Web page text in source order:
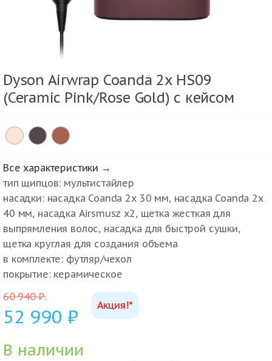
Dyson Airwrap Coanda 2x HS09
(Ceramic Pink/Rose Gold) с кейсом
Все характеристики →
тип щипцов: мультистайлер
насадки: насадка Coanda 2x 30 мм, насадка Coanda 2x
40 мм, насадка Airsmusz x2, щетка жесткая для
выпрямления волос, насадка для быстрой сушки,
щетка круглая для создания объема
в комплекте: футляр/чехол
покрытие: керамическое
Акция!*
60 940₽.
52 990 ₽
В наличии